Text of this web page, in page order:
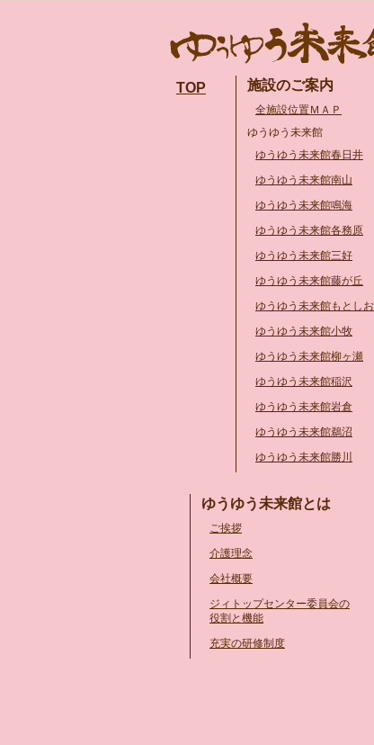
TOP 施設のご案内
全施設位置ＭＡＰ
ゆうゆう未来館
ゆうゆう未来館春日井
ゆうゆう未来館南山
ゆうゆう未来館鳴海
ゆうゆう未来館各務原
ゆうゆう未来館三好
ゆうゆう未来館藤が丘
ゆうゆう未来館もとしお
ゆうゆう未来館小牧
ゆうゆう未来館柳ヶ瀬
ゆうゆう未来館稲沢
ゆうゆう未来館岩倉
ゆうゆう未来館鵜沼
ゆうゆう未来館勝川
ゆうゆう未来館とは
ご挨拶
介護理念
会社概要
ジィトップセンター委員会の
役割と機能
充実の研修制度